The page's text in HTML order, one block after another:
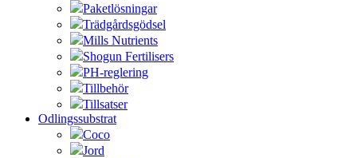
Paketlösningar
Trädgårdsgödsel
Mills Nutrients
Shogun Fertilisers
PH-reglering
Tillbehör
Tillsatser
Odlingssubstrat
Coco
Jord